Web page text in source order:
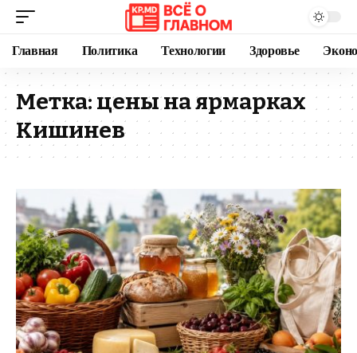
Главная Политика Технологии Здоровье
Метка: цены на ярмарках
Кишинев